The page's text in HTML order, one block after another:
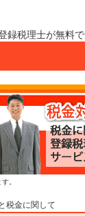
税理士が無料
。
税金に関して